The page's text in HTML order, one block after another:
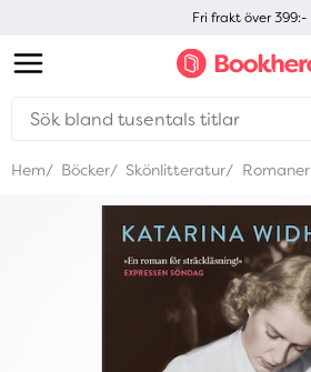
Fri frakt över 399:-
Hem Böcker Skönlitteratur Romaner